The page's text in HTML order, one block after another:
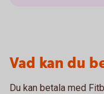
Vad kan du
Du kan betala med